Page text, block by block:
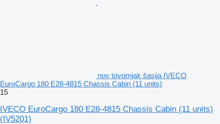
nov tovornjak šasija IVECO
EuroCargo 180 E28-4815 Chassis Cabin (11 units)
15
IVECO EuroCargo 180 E28-4815 Chassis Cabin (11 units)
(IV5201)